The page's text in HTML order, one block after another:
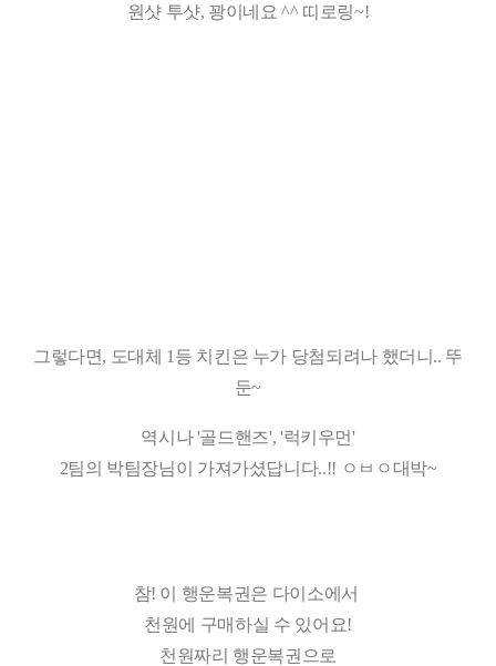
원샷 투샷, 꽝이네요 ^^ 띠로링~!
그렇다면, 도대체 1등 치킨은 누가 당첨되려나 했더니.. 뚜
둔~
역시나 '골드핸즈', '럭키우먼'
2팀의 박팀장님이 가져가셨답니다..!! ㅇㅂㅇ대박~
참! 이 행운복권은 다이소에서
천원에 구매하실 수 있어요!
천원짜리 행운복권으로